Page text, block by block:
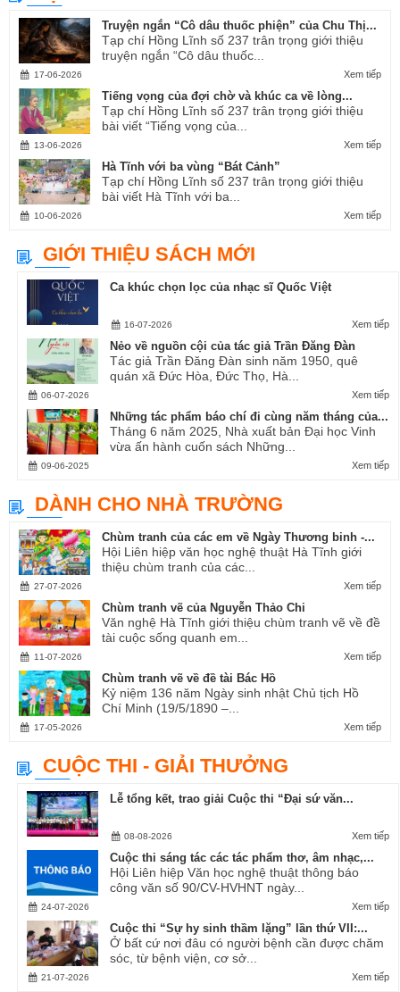
Truyện ngắn “Cô dâu thuốc phiện” của Chu Thị...
Tạp chí Hồng Lĩnh số 237 trân trọng giới thiệu
truyện ngắn “Cô dâu thuốc...
Xem tiếp
17-06-2026
Tiếng vọng của đợi chờ và khúc ca về lòng...
Tạp chí Hồng Lĩnh số 237 trân trọng giới thiệu
bài viết “Tiếng vọng của...
Xem tiếp
13-06-2026
Hà Tĩnh với ba vùng “Bát Cảnh”
Tạp chí Hồng Lĩnh số 237 trân trọng giới thiệu
bài viết Hà Tĩnh với ba...
Xem tiếp
10-06-2026
GIỚI THIỆU SÁCH MỚI
Ca khúc chọn lọc của nhạc sĩ Quốc Việt
Xem tiếp
16-07-2026
Nẻo về nguồn cội của tác giả Trần Đăng Đàn
Tác giả Trần Đăng Đàn sinh năm 1950, quê
quán xã Đức Hòa, Đức Thọ, Hà...
Xem tiếp
06-07-2026
Những tác phẩm báo chí đi cùng năm tháng của...
Tháng 6 năm 2025, Nhà xuất bản Đại học Vinh
vừa ấn hành cuốn sách Những...
Xem tiếp
09-06-2025
DÀNH CHO NHÀ TRƯỜNG
Chùm tranh của các em về Ngày Thương binh -...
Hội Liên hiệp văn học nghệ thuật Hà Tĩnh giới
thiệu chùm tranh của các...
Xem tiếp
27-07-2026
Chùm tranh vẽ của Nguyễn Thảo Chi
Văn nghệ Hà Tĩnh giới thiệu chùm tranh vẽ về đề
tài cuộc sống quanh em...
Xem tiếp
11-07-2026
Chùm tranh vẽ về đề tài Bác Hồ
Kỷ niệm 136 năm Ngày sinh nhật Chủ tịch Hồ
Chí Minh (19/5/1890 –...
Xem tiếp
17-05-2026
CUỘC THI - GIẢI THƯỞNG
Lễ tổng kết, trao giải Cuộc thi “Đại sứ văn...
Xem tiếp
08-08-2026
Cuộc thi sáng tác các tác phẩm thơ, âm nhạc,...
Hội Liên hiệp Văn học nghệ thuật thông báo
công văn số 90/CV-HVHNT ngày...
Xem tiếp
24-07-2026
Cuộc thi “Sự hy sinh thầm lặng” lần thứ VII:...
Ở bất cứ nơi đâu có người bệnh cần được chăm
sóc, từ bệnh viện, cơ sở...
Xem tiếp
21-07-2026